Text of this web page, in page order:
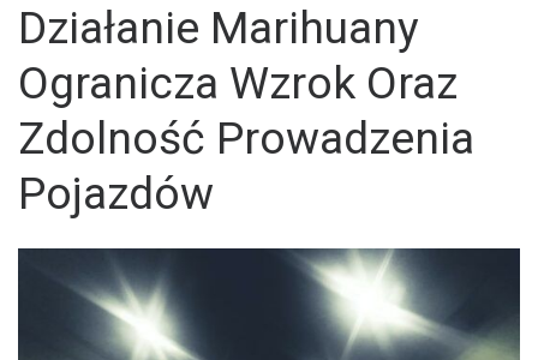
Działanie Marihuany
Ogranicza Wzrok Oraz
Zdolność Prowadzenia
Pojazdów